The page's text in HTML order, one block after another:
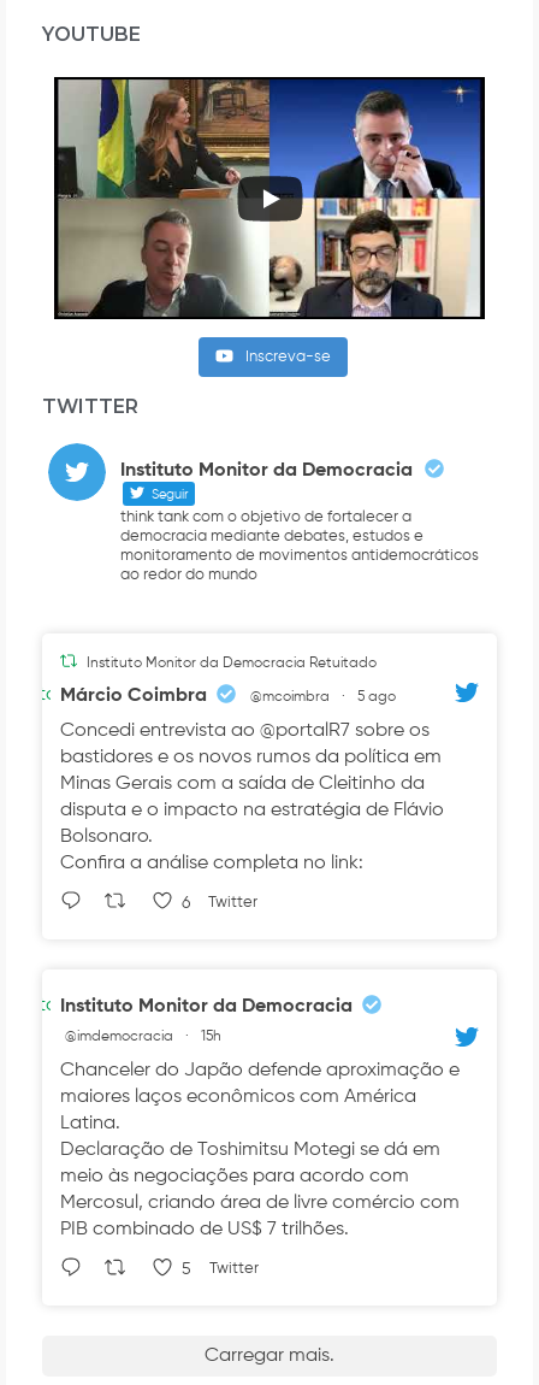
YOUTUBE
Inscreva-se
TWITTER
Instituto Monitor da Democracia
Seguir
think tank com o objetivo de fortalecer a
democracia mediante debates, estudos e
monitoramento de movimentos antidemocráticos
ao redor do mundo
Instituto Monitor da Democracia Retuitado
Avatar Márcio Coimbra @mcoimbra · 5 ago
Concedi entrevista ao @portalR7 sobre os
bastidores e os novos rumos da política em
Minas Gerais com a saída de Cleitinho da
disputa e o impacto na estratégia de Flávio
Bolsonaro.
Confira a análise completa no link:
6 Twitter
Avatar Instituto Monitor da Democracia
@imdemocracia · 15h
Chanceler do Japão defende aproximação e
maiores laços econômicos com América
Latina.
Declaração de Toshimitsu Motegi se dá em
meio às negociações para acordo com
Mercosul, criando área de livre comércio com
PIB combinado de US$ 7 trilhões.
5 Twitter
Carregar mais.